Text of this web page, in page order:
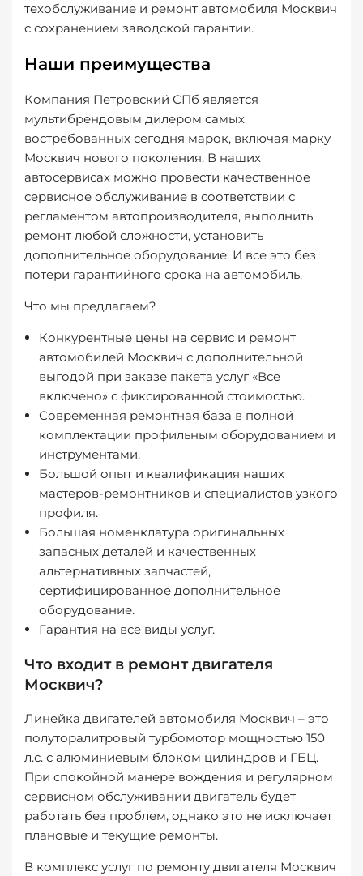
техобслуживание и ремонт автомобиля Москвич
с сохранением заводской гарантии.
Наши преимущества
Компания Петровский СПб является
мультибрендовым дилером самых
востребованных сегодня марок, включая марку
Москвич нового поколения. В наших
автосервисах можно провести качественное
сервисное обслуживание в соответствии с
регламентом автопроизводителя, выполнить
ремонт любой сложности, установить
дополнительное оборудование. И все это без
потери гарантийного срока на автомобиль.
Что мы предлагаем?
Конкурентные цены на сервис и ремонт
автомобилей Москвич с дополнительной
выгодой при заказе пакета услуг «Все
включено» с фиксированной стоимостью.
Современная ремонтная база в полной
комплектации профильным оборудованием и
инструментами.
Большой опыт и квалификация наших
мастеров-ремонтников и специалистов узкого
профиля.
Большая номенклатура оригинальных
запасных деталей и качественных
альтернативных запчастей,
сертифицированное дополнительное
оборудование.
Гарантия на все виды услуг.
Что входит в ремонт двигателя
Москвич?
Линейка двигателей автомобиля Москвич – это
полуторалитровый турбомотор мощностью 150
л.с. с алюминиевым блоком цилиндров и ГБЦ.
При спокойной манере вождения и регулярном
сервисном обслуживании двигатель будет
работать без проблем, однако это не исключает
плановые и текущие ремонты.
В комплекс услуг по ремонту двигателя Москвич